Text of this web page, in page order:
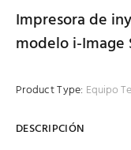
Impresora de
modelo i-Image
Product Type: Equipo
DESCRIPCIÓN